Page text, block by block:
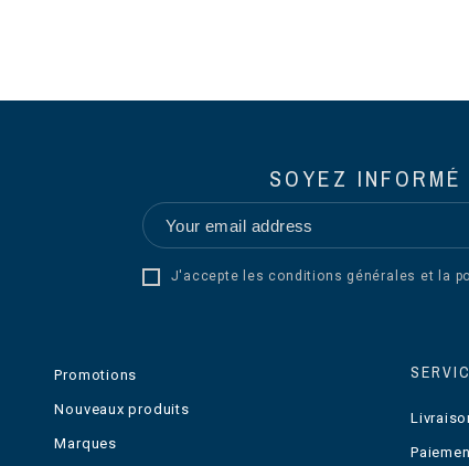
SOYEZ INFORMÉ
J'accepte les conditions générales et la
Promotions
Nouveaux produits
Marques